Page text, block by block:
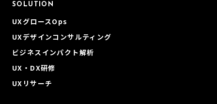
SOLUTION
UXグロースOps
UXデザインコンサルティング
ビジネスインパクト解析
UX・DX研修
UXリサーチ